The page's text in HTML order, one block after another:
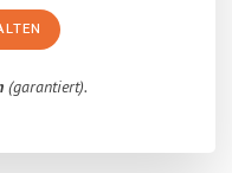
(garantiert).